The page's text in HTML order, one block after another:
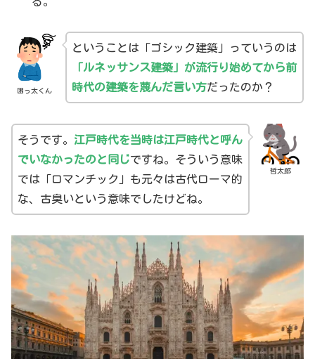
困っ太くん
ということは「ゴシック建築」っていうのは
「ルネッサンス建築」が流行り始めてから前
時代の建築を蔑んだ言い方だったのか？
哲太郎
そうです。 江戸時代を当時は江戸時代と呼ん
でいなかったのと同じですね。そういう意味
では「ロマンチック」も元々は古代ローマ的
な、古臭いという意味でしたけどね。